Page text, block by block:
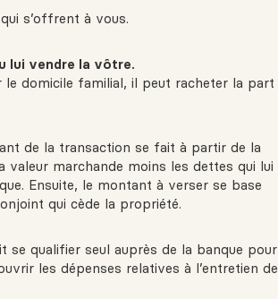
s’offrent à vous.
lui vendre la vôtre.
le domicile familial, il peut racheter la part
de la transaction se fait à partir de la
marchande moins les dettes qui lui
Ensuite, le montant à verser se base
qui cède la propriété.
se qualifier seul auprès de la banque pour
les dépenses relatives à l’entretien de